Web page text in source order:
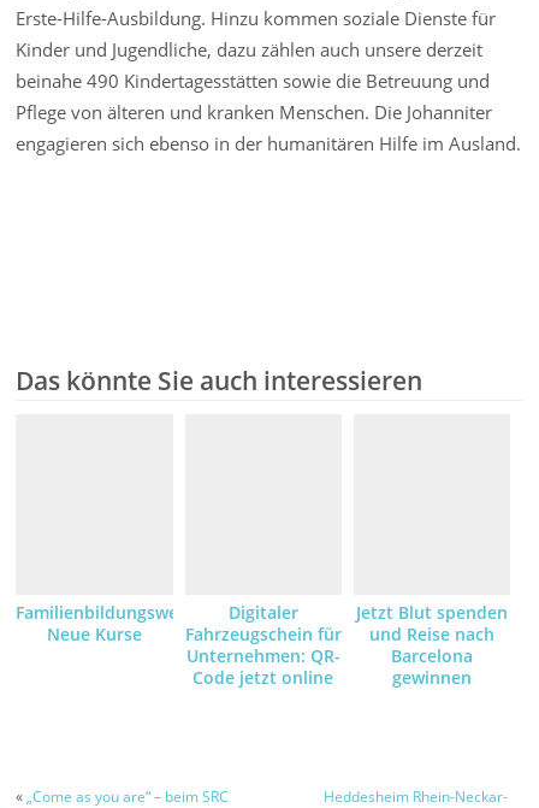
Erste-Hilfe-Ausbildung. Hinzu kommen soziale Dienste für
Kinder und Jugendliche, dazu zählen auch unsere derzeit
beinahe 490 Kindertagesstätten sowie die Betreuung und
Pflege von älteren und kranken Menschen. Die Johanniter
engagieren sich ebenso in der humanitären Hilfe im Ausland.
Das könnte Sie auch interessieren
Familienbildungswerk:
Neue Kurse
Digitaler
Fahrzeugschein für
Unternehmen: QR-
Code jetzt online
Jetzt Blut spenden
und Reise nach
Barcelona
gewinnen
«„Come as you are“ – beim SRC
Heddesheim Rhein-Neckar-